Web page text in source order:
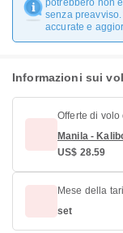
potrebbero non
senza
accurate e
Informazioni sui
Offerte di volo
Manila -
US$ 28.59
Mese della
set